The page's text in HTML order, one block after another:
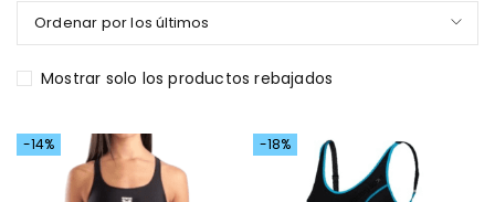
Ordenar por los últimos
Mostrar solo los productos rebajados
-14% -18%